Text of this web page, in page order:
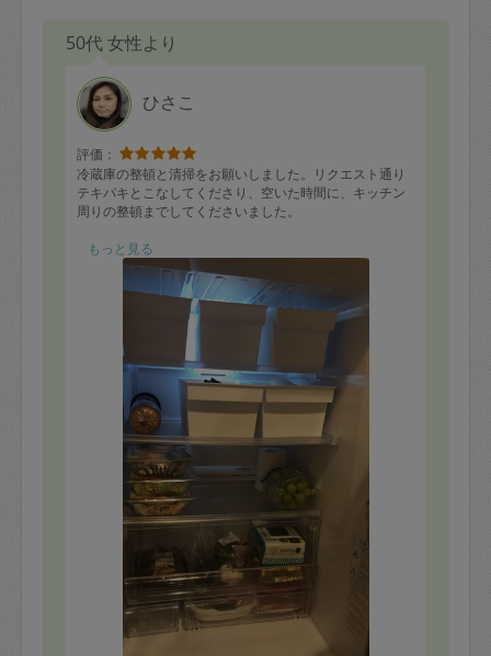
50代 女性より
ひさこ
評価：
冷蔵庫の整頓と清掃をお願いしました。リクエスト通り
テキパキとこなしてくださり、空いた時間に、キッチン
周りの整頓までしてくださいました。
人柄も大変よくおすすめできるたすかじさんです。
また是非お願いします。
もっと見る